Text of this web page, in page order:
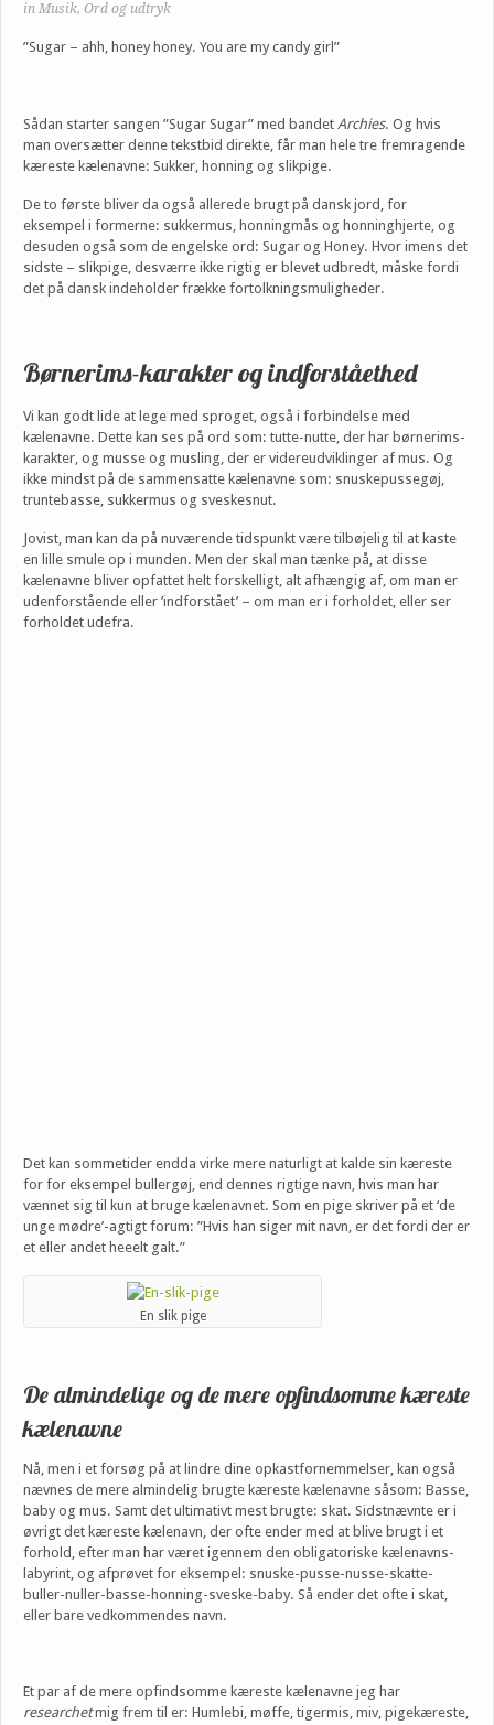
in Musik, Ord og udtryk
”Sugar – ahh, honey honey. You are my candy girl”
Sådan starter sangen ”Sugar Sugar” med bandet Archies. Og hvis
man oversætter denne tekstbid direkte, får man hele tre fremragende
kæreste kælenavne: Sukker, honning og slikpige.
De to første bliver da også allerede brugt på dansk jord, for
eksempel i formerne: sukkermus, honningmås og honninghjerte, og
desuden også som de engelske ord: Sugar og Honey. Hvor imens det
sidste – slikpige, desværre ikke rigtig er blevet udbredt, måske fordi
det på dansk indeholder frække fortolkningsmuligheder.
Børnerims-karakter og indforståethed
Vi kan godt lide at lege med sproget, også i forbindelse med
kælenavne. Dette kan ses på ord som: tutte-nutte, der har børnerims-
karakter, og musse og musling, der er videreudviklinger af mus. Og
ikke mindst på de sammensatte kælenavne som: snuskepussegøj,
truntebasse, sukkermus og sveskesnut.
Jovist, man kan da på nuværende tidspunkt være tilbøjelig til at kaste
en lille smule op i munden. Men der skal man tænke på, at disse
kælenavne bliver opfattet helt forskelligt, alt afhængig af, om man er
udenforstående eller ’indforstået’ – om man er i forholdet, eller ser
forholdet udefra.
Det kan sommetider endda virke mere naturligt at kalde sin kæreste
for for eksempel bullergøj, end dennes rigtige navn, hvis man har
vænnet sig til kun at bruge kælenavnet. Som en pige skriver på et ‘de
unge mødre’-agtigt forum: ”Hvis han siger mit navn, er det fordi der er
et eller andet heeelt galt.”
En slik pige
De almindelige og de mere opfindsomme kæreste
kælenavne
Nå, men i et forsøg på at lindre dine opkastfornemmelser, kan også
nævnes de mere almindelig brugte kæreste kælenavne såsom: Basse,
baby og mus. Samt det ultimativt mest brugte: skat. Sidstnævnte er i
øvrigt det kæreste kælenavn, der ofte ender med at blive brugt i et
forhold, efter man har været igennem den obligatoriske kælenavns-
labyrint, og afprøvet for eksempel: snuske-pusse-nusse-skatte-
buller-nuller-basse-honning-sveske-baby. Så ender det ofte i skat,
eller bare vedkommendes navn.
Et par af de mere opfindsomme kæreste kælenavne jeg har
researchetmig frem til er: Humlebi, møffe, tigermis, miv, pigekæreste,